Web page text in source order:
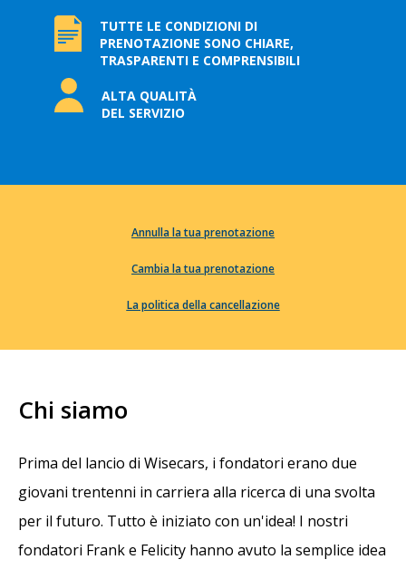
TUTTE LE CONDIZIONI DI
PRENOTAZIONE SONO CHIARE,
TRASPARENTI E COMPRENSIBILI
ALTA QUALITÀ
DEL SERVIZIO
Annulla la tua prenotazione
Cambia la tua prenotazione
La politica della cancellazione
Chi siamo
Prima del lancio di Wisecars, i fondatori erano due
giovani trentenni in carriera alla ricerca di una svolta
per il futuro. Tutto è iniziato con un'idea! I nostri
fondatori Frank e Felicity hanno avuto la semplice idea